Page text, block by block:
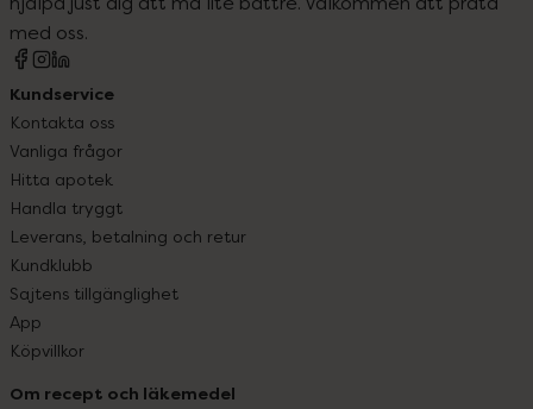
med oss.
Kundservice
Kontakta oss
Vanliga frågor
Hitta apotek
Handla tryggt
Leverans, betalning och retur
Kundklubb
Sajtens tillgänglighet
App
Köpvillkor
Om recept och läkemedel